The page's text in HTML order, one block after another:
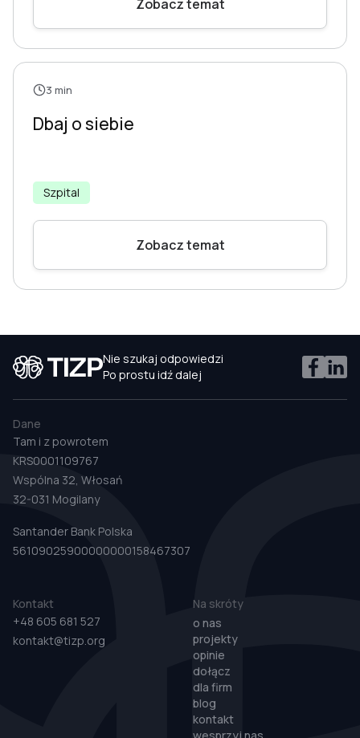
Zobacz temat
3 min
Dbaj o siebie
Szpital
Zobacz temat
Nie szukaj odpowiedzi
Po prostu idź dalej
Dane
Tam i z powrotem
KRS0001109767
Wspólna 32, Włosań
32-031 Mogilany
Santander Bank Polska
56109025900000000158467307
Kontakt
+48 605 681 527
kontakt@tizp.org
Na skróty
o nas
projekty
opinie
dołącz
dla firm
blog
kontakt